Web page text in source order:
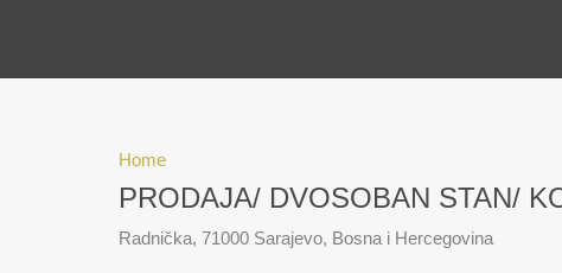
Home
PRODAJA/ DVOSOBAN STAN/
Radnička, 71000 Sarajevo, Bosna i Hercegovina